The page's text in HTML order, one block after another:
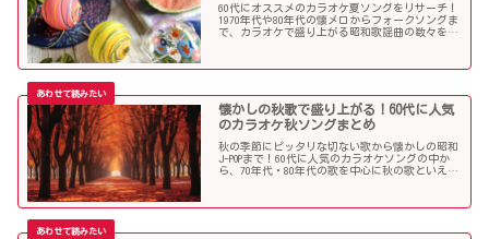
60代にオススメのカラオケ夏ソングをリサーチ！
1970年代や80年代の懐メロからフォークソングま
で、カラオケで盛り上がる昭和歌謡曲の数々を取
懐かしの秋歌で盛り上がる！60代に人気
のカラオケ秋ソングまとめ
秋の季節にピッタリな切ない歌から懐かしの昭和
J-POPまで！60代に人気のカラオケソングの中か
ら、70年代・80年代の歌を中心に秋の歌といえば